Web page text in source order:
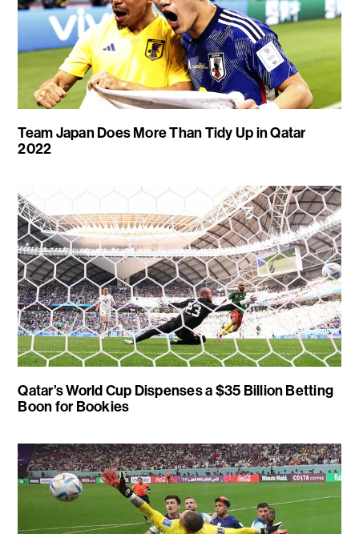
Team Japan Does More Than Tidy Up in Qatar
2022
Qatar’s World Cup Dispenses a $35 Billion Betting
Boon for Bookies